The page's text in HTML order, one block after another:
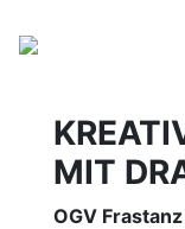
MIT
OGV Frastanz